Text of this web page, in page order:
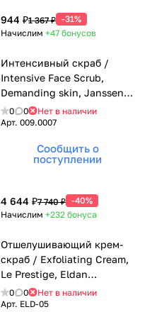
944 ₽1 367 ₽ -31%
Начислим +47 бонусов
Интенсивный скраб /
Intensive Face Scrub,
Demanding skin, Janssen
Cosmetics (Янсен
косметика), 10 мл
0 0
Нет в наличии
Арт. 009.0007
Сообщить о
поступлении
4 644 ₽7 740 ₽ -40%
Начислим +232 бонуса
Отшелушивающий крем-
скраб / Exfoliating Cream,
Le Prestige, Eldan
Cosmetics (Элдан
косметика), 100 мл
0 0
Нет в наличии
Арт. ELD-05